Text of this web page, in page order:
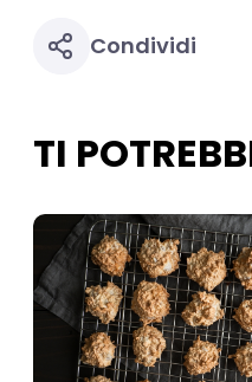
Condividi
TI